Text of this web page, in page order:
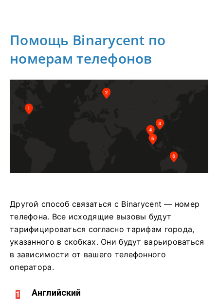
Помощь Binarycent по
номерам телефонов
Другой способ связаться с Binarycent — номер
телефона. Все исходящие вызовы будут
тарифицироваться согласно тарифам города,
указанного в скобках. Они будут варьироваться
в зависимости от вашего телефонного
оператора.
1
Английский